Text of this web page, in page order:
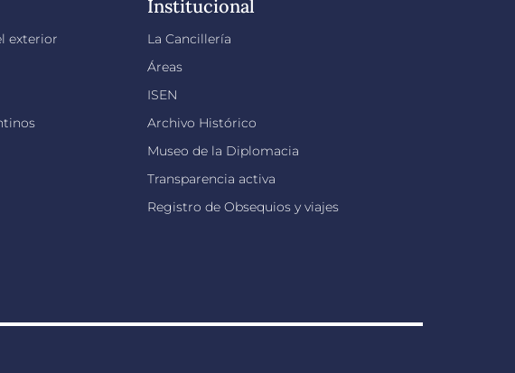
exterior
Institucional
La Cancillería
Áreas
ISEN
Archivo Histórico
Museo de la Diplomacia
Transparencia activa
Registro de Obsequios y viajes